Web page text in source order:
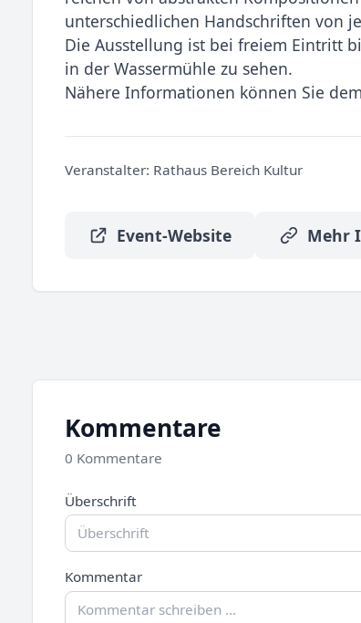
unterschiedlichen Handschriften von
Die Ausstellung ist bei freiem Eintritt
in der Wassermühle zu sehen.
Nähere Informationen können Sie
Veranstalter: Rathaus Bereich Kultur
Event-Website Mehr
Kommentare
0 Kommentare
Überschrift
Kommentar